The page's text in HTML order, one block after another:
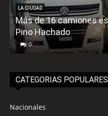
LA CIUDAD
Más de 16 camiones
Pino Hachado
0
CATEGORIAS POPULARES
Nacionales